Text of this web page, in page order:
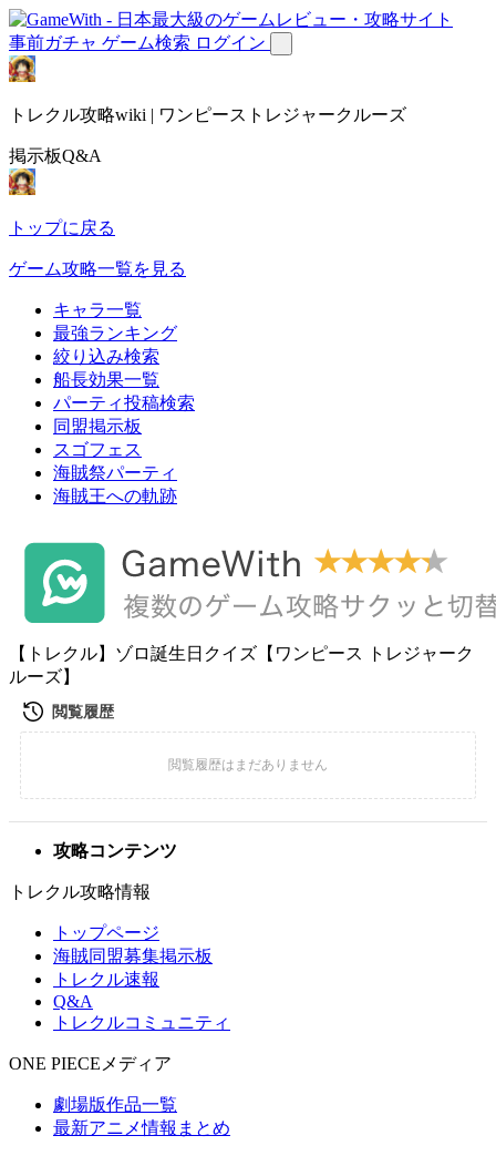
事前ガチャ ゲーム検索 ログイン
トレクル攻略wiki | ワンピーストレジャークルーズ
掲示板Q&A
トップに戻る
ゲーム攻略一覧を見る
キャラ一覧
最強ランキング
絞り込み検索
船長効果一覧
パーティ投稿検索
同盟掲示板
スゴフェス
海賊祭パーティ
海賊王への軌跡
【トレクル】ゾロ誕生日クイズ【ワンピース トレジャーク
ルーズ】
攻略コンテンツ
トレクル攻略情報
トップページ
海賊同盟募集掲示板
トレクル速報
Q&A
トレクルコミュニティ
ONE PIECEメディア
劇場版作品一覧
最新アニメ情報まとめ